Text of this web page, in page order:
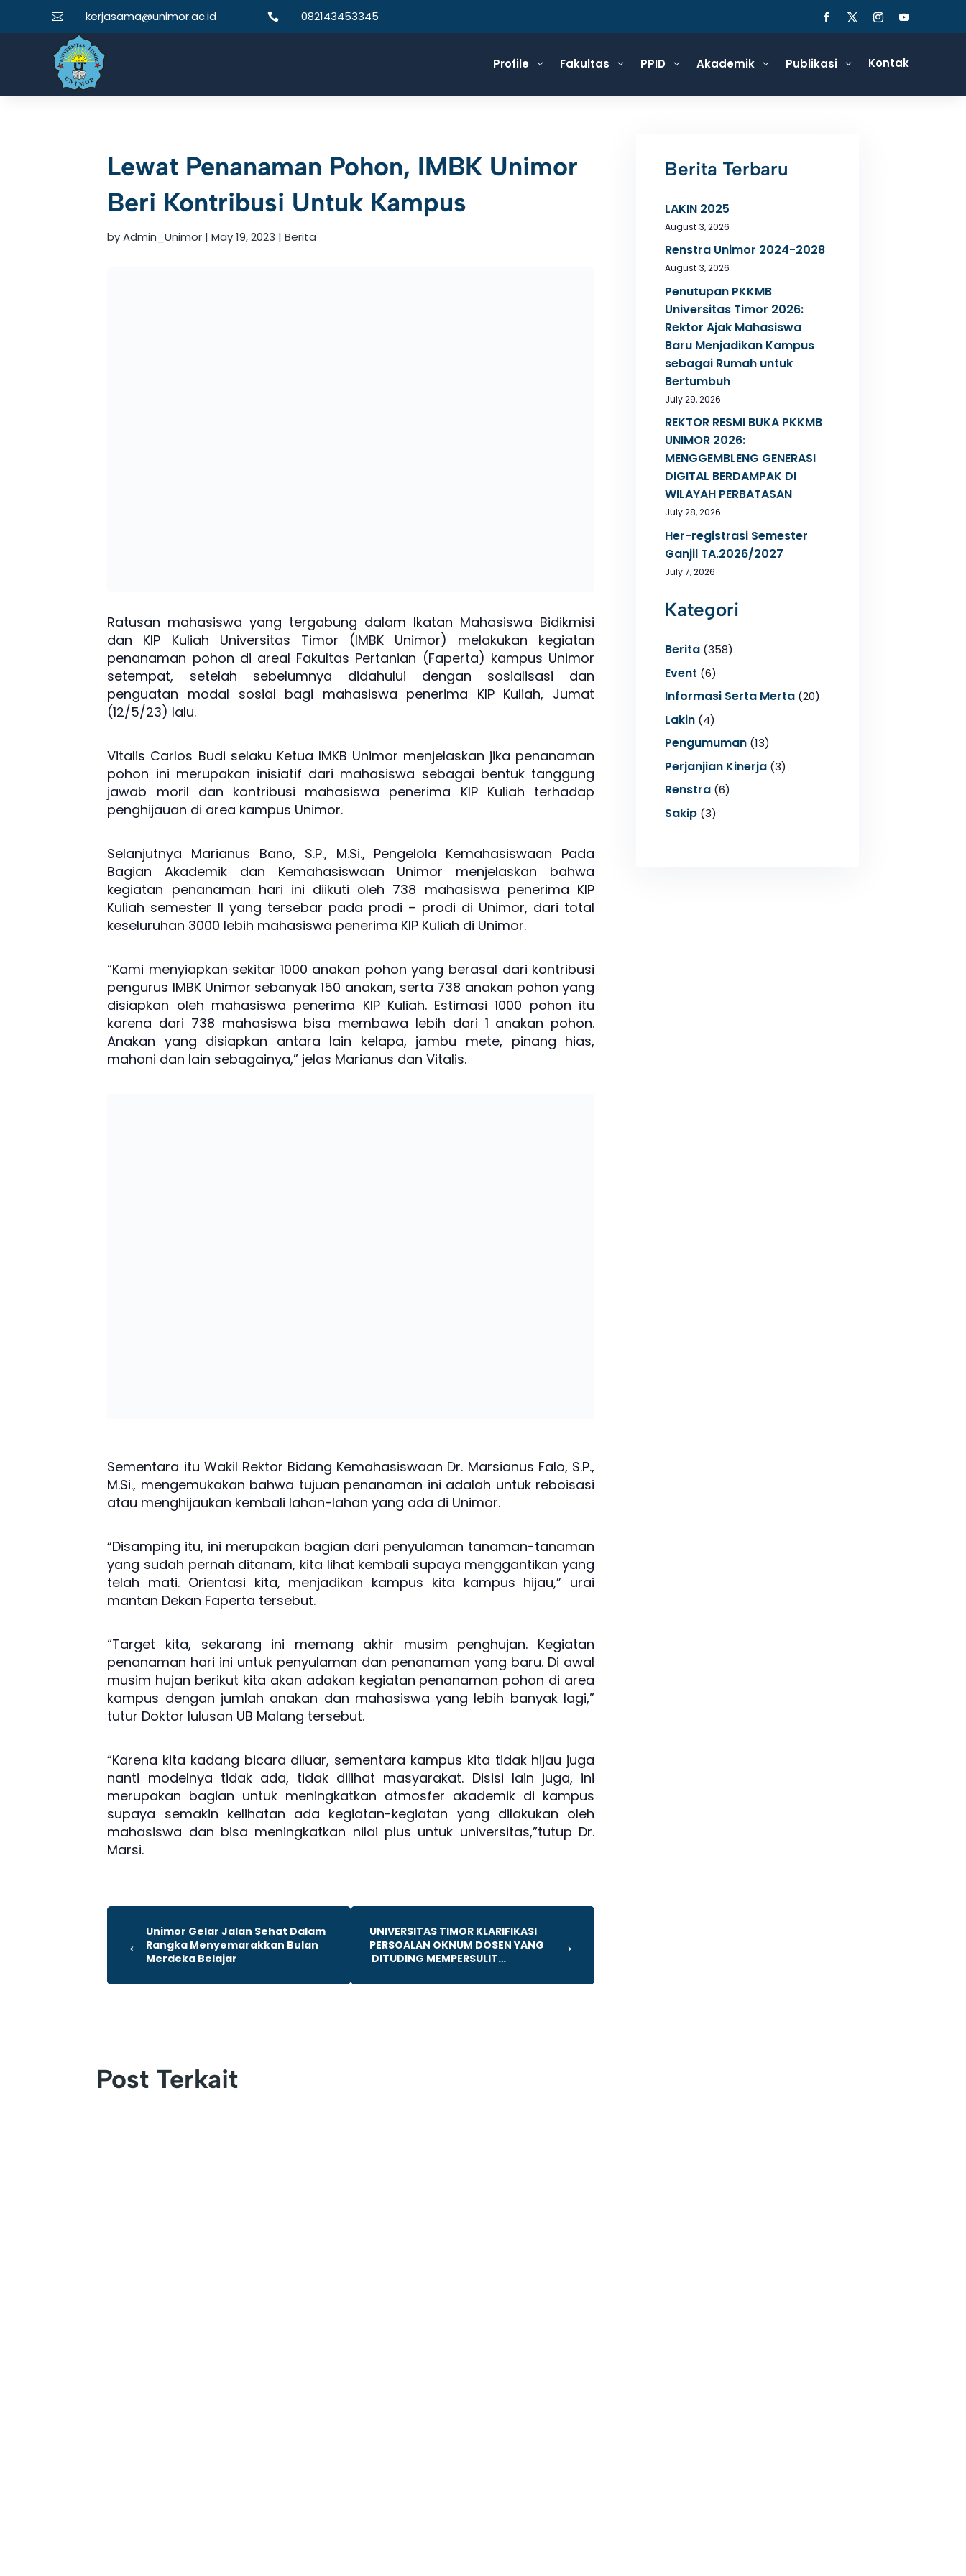
 kerjasama@unimor.ac.id  082143453345
Profile 3 Fakultas 3 PPID 3 Akademik 3 Publikasi 3 Kontak
Lewat Penanaman Pohon, IMBK Unimor
Beri Kontribusi Untuk Kampus
byAdmin_Unimor |May 19, 2023 |Berita
Ratusan mahasiswa yang tergabung dalam Ikatan Mahasiswa Bidikmisi
dan KIP Kuliah Universitas Timor (IMBK Unimor) melakukan kegiatan
penanaman pohon di areal Fakultas Pertanian (Faperta) kampus Unimor
setempat, setelah sebelumnya didahului dengan sosialisasi dan
penguatan modal sosial bagi mahasiswa penerima KIP Kuliah, Jumat
(12/5/23) lalu.
Vitalis Carlos Budi selaku Ketua IMKB Unimor menjelaskan jika penanaman
pohon ini merupakan inisiatif dari mahasiswa sebagai bentuk tanggung
jawab moril dan kontribusi mahasiswa penerima KIP Kuliah terhadap
penghijauan di area kampus Unimor.
Selanjutnya Marianus Bano, S.P., M.Si., Pengelola Kemahasiswaan Pada
Bagian Akademik dan Kemahasiswaan Unimor menjelaskan bahwa
kegiatan penanaman hari ini diikuti oleh 738 mahasiswa penerima KIP
Kuliah semester II yang tersebar pada prodi – prodi di Unimor, dari total
keseluruhan 3000 lebih mahasiswa penerima KIP Kuliah di Unimor.
“Kami menyiapkan sekitar 1000 anakan pohon yang berasal dari kontribusi
pengurus IMBK Unimor sebanyak 150 anakan, serta 738 anakan pohon yang
disiapkan oleh mahasiswa penerima KIP Kuliah. Estimasi 1000 pohon itu
karena dari 738 mahasiswa bisa membawa lebih dari 1 anakan pohon.
Anakan yang disiapkan antara lain kelapa, jambu mete, pinang hias,
mahoni dan lain sebagainya,” jelas Marianus dan Vitalis.
Sementara itu Wakil Rektor Bidang Kemahasiswaan Dr. Marsianus Falo, S.P.,
M.Si., mengemukakan bahwa tujuan penanaman ini adalah untuk reboisasi
atau menghijaukan kembali lahan-lahan yang ada di Unimor.
“Disamping itu, ini merupakan bagian dari penyulaman tanaman-tanaman
yang sudah pernah ditanam, kita lihat kembali supaya menggantikan yang
telah mati. Orientasi kita, menjadikan kampus kita kampus hijau,” urai
mantan Dekan Faperta tersebut.
“Target kita, sekarang ini memang akhir musim penghujan. Kegiatan
penanaman hari ini untuk penyulaman dan penanaman yang baru. Di awal
musim hujan berikut kita akan adakan kegiatan penanaman pohon di area
kampus dengan jumlah anakan dan mahasiswa yang lebih banyak lagi,”
tutur Doktor lulusan UB Malang tersebut.
“Karena kita kadang bicara diluar, sementara kampus kita tidak hijau juga
nanti modelnya tidak ada, tidak dilihat masyarakat. Disisi lain juga, ini
merupakan bagian untuk meningkatkan atmosfer akademik di kampus
supaya semakin kelihatan ada kegiatan-kegiatan yang dilakukan oleh
mahasiswa dan bisa meningkatkan nilai plus untuk universitas,”tutup Dr.
Marsi.
← Unimor Gelar Jalan Sehat Dalam
Rangka Menyemarakkan Bulan
Merdeka Belajar
UNIVERSITAS TIMOR KLARIFIKASI
PERSOALAN OKNUM DOSEN YANG
DITUDING MEMPERSULIT
→
Berita Terbaru
LAKIN 2025
August 3, 2026
Renstra Unimor 2024-2028
August 3, 2026
Penutupan PKKMB
Universitas Timor 2026:
Rektor Ajak Mahasiswa
Baru Menjadikan Kampus
sebagai Rumah untuk
Bertumbuh
July 29, 2026
REKTOR RESMI BUKA PKKMB
UNIMOR 2026:
MENGGEMBLENG GENERASI
DIGITAL BERDAMPAK DI
WILAYAH PERBATASAN
July 28, 2026
Her-registrasi Semester
Ganjil TA.2026/2027
July 7, 2026
Kategori
Berita(358)
Event (6)
Informasi Serta Merta(20)
Lakin(4)
Pengumuman(13)
Perjanjian Kinerja(3)
Renstra(6)
Sakip(3)
Post Terkait